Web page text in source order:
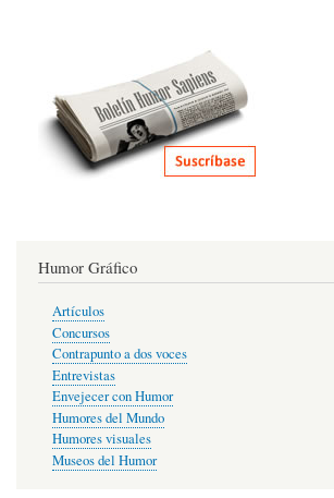
Humor Gráfico
Artículos
Concursos
Contrapunto a dos voces
Entrevistas
Envejecer con Humor
Humores del Mundo
Humores visuales
Museos del Humor